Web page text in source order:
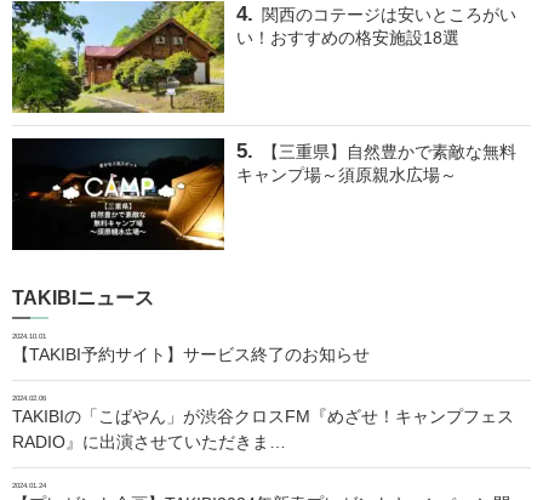
関西のコテージは安いところがい
い！おすすめの格安施設18選
【三重県】自然豊かで素敵な無料
キャンプ場～須原親水広場～
TAKIBIニュース
2024.10.01
【TAKIBI予約サイト】サービス終了のお知らせ
2024.02.06
TAKIBIの「こばやん」が渋谷クロスFM『めざせ！キャンプフェス
RADIO』に出演させていただきま…
2024.01.24